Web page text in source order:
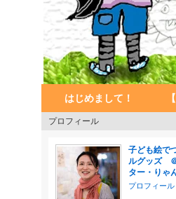
プロフィール
子ども絵で
ルグッズ
ター・りゃ
プロフィール
はじめまして！